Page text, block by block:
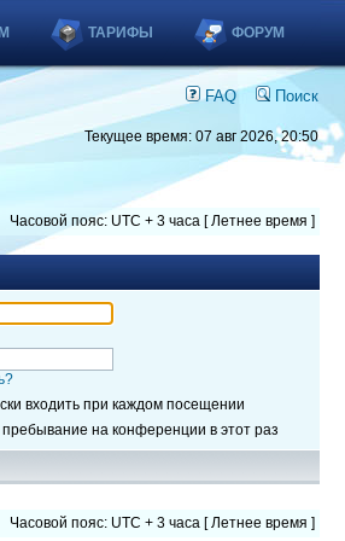
ТАРИФЫ ФОРУМ
FAQ Поиск
Текущее время: 07 авг 2026, 20:50
Часовой пояс: UTC + 3 часа [ Летнее время ]
входить при каждом посещении
на конференции в этот раз
Часовой пояс: UTC + 3 часа [ Летнее время ]